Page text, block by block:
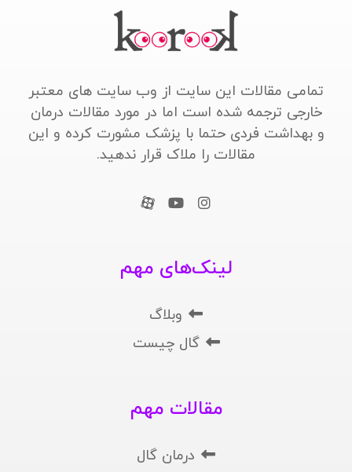
تمامی مقالات این سایت از وب سایت های معتبر
خارجی ترجمه شده است اما در مورد مقالات درمان
و بهداشت فردی حتما با پزشک مشورت کرده و این
مقالات را ملاک قرار ندهید.
لینک‌های مهم
وبلاگ
گال چیست
مقالات مهم
درمان گال